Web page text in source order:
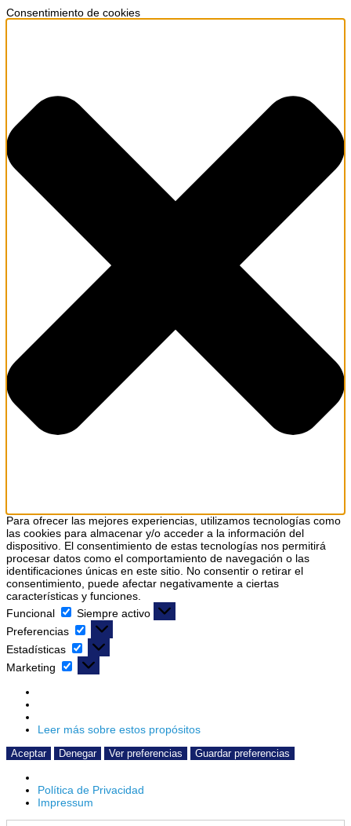
Consentimiento de cookies
Para ofrecer las mejores experiencias, utilizamos tecnologías como
las cookies para almacenar y/o acceder a la información del
dispositivo. El consentimiento de estas tecnologías nos permitirá
procesar datos como el comportamiento de navegación o las
identificaciones únicas en este sitio. No consentir o retirar el
consentimiento, puede afectar negativamente a ciertas
características y funciones.
Funcional
Siempre activo
Preferencias
Estadísticas
Marketing
Leer más sobre estos propósitos
Aceptar Denegar Ver preferencias Guardar preferencias
Política de Privacidad
Impressum